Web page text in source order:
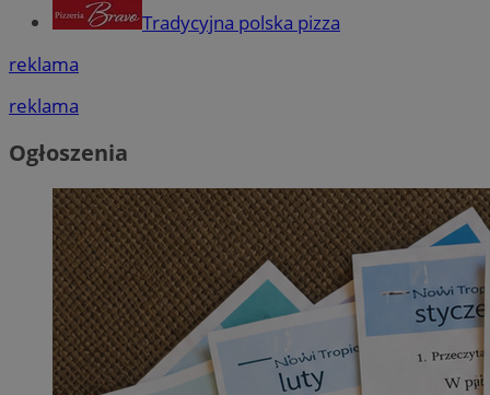
Tradycyjna polska pizza
reklama
reklama
Ogłoszenia